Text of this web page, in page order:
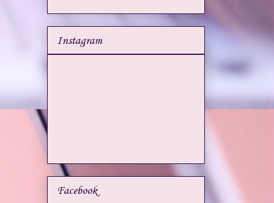
Instagram
Facebook